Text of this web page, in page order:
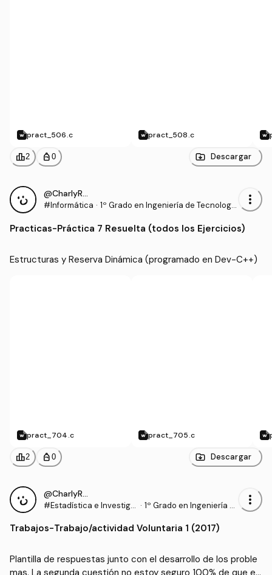
pract_506.c pract_508.c
leaderboard2 personal_bag 0 Descargar
@CharlyRRT
#Informática · 1º Grado en Ingeniería de Tecnología
more_vert
Practicas-Práctica 7 Resuelta (todos los Ejercicios)
Estructuras y Reserva Dinámica (programado en Dev-C++)
pract_704.c pract_705.c
leaderboard2 personal_bag 0 Descargar
@CharlyRRT
#Estadística e Investiga · 1º Grado en Ingeniería d
es (US)
more_vert
Trabajos-Trabajo/actividad Voluntaria 1 (2017)
Plantilla de respuestas junto con el desarrollo de los proble
mas. La segunda cuestión no estoy seguro 100% de que es